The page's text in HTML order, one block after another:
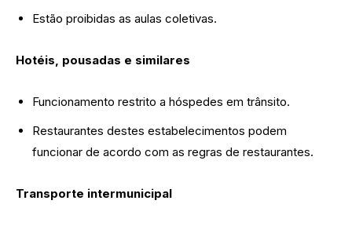
Estão proibidas as aulas coletivas.
Hotéis, pousadas e similares
Funcionamento restrito a hóspedes em trânsito.
Restaurantes destes estabelecimentos podem
funcionar de acordo com as regras de restaurantes.
Transporte intermunicipal